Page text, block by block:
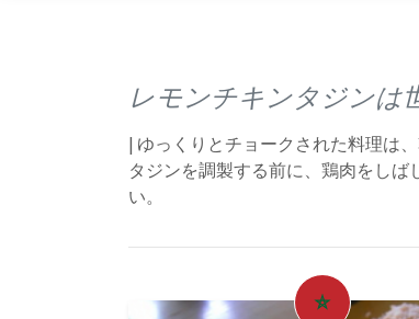
レモンチキンタジンは
| ゆっくりとチョークされた料理は
タジンを調製する前に、鶏肉をし
い。